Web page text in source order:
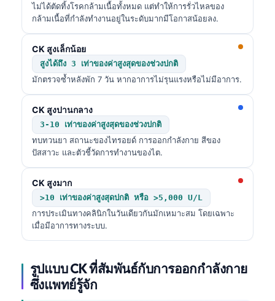
ไม่ได้ตัดทิ้งโรคกล้ามเนื้อทั้งหมด แต่ทำให้การรั่วไหลของ
กล้ามเนื้อที่กำลังทำงานอยู่ในระดับมากมีโอกาสน้อยลง.
CK สูงเล็กน้อย
สูงได้ถึง 3 เท่าของค่าสูงสุดของช่วงปกติ
มักตรวจซ้ำหลังพัก 7 วัน หากอาการไม่รุนแรงหรือไม่มีอาการ.
CK สูงปานกลาง
3-10 เท่าของค่าสูงสุดของช่วงปกติ
ทบทวนยา สถานะของไทรอยด์ การออกกำลังกาย สีของ
ปัสสาวะ และตัวชี้วัดการทำงานของไต.
CK สูงมาก
>10 เท่าของค่าสูงสุดปกติ หรือ >5,000 U/L
การประเมินทางคลินิกในวันเดียวกันมักเหมาะสม โดยเฉพาะ
เมื่อมีอาการทางระบบ.
รูปแบบ CK ที่สัมพันธ์กับการออกกำลังกาย
ซึ่งแพทย์รู้จัก